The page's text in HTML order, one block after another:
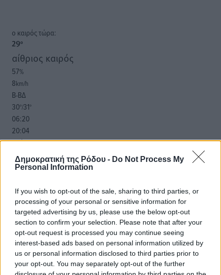
Δημοκρατική της Ρόδου - Do Not Process My
Personal Information
If you wish to opt-out of the sale, sharing to third parties, or
processing of your personal or sensitive information for
targeted advertising by us, please use the below opt-out
section to confirm your selection. Please note that after your
opt-out request is processed you may continue seeing
interest-based ads based on personal information utilized by
us or personal information disclosed to third parties prior to
your opt-out. You may separately opt-out of the further
o καιρός τώρα:
29°
αίθριος καιρός
57%
8km/h
Β-ΒΔ
30°/31°
06:20
20:04
πρόγνωση:
31°
ΤΡ
ΤΕ
29°
ΠΕ
30°
ΠΑ